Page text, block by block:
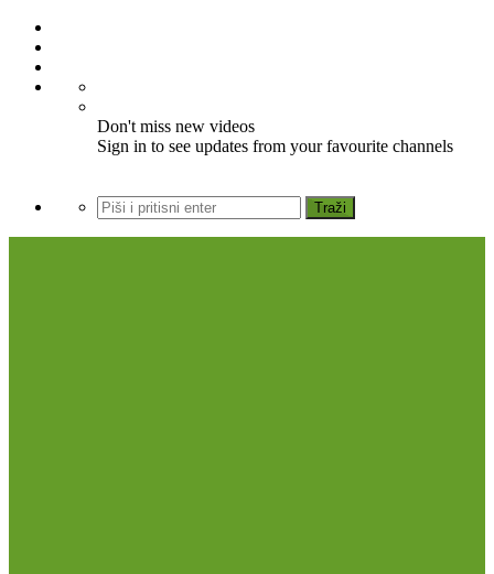
Don't miss new videos
Sign in to see updates from your favourite channels